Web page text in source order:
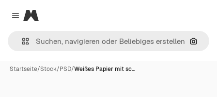
Close menu
Magnific
Nach
Startseite/Stock/PSD/Weißes Papier mit sc…